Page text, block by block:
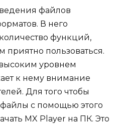
файлов
В него
функций,
приятно пользоваться.
уровнем
к нему внимание
Для того чтобы
с помощью этого
MX Player на ПК. Это